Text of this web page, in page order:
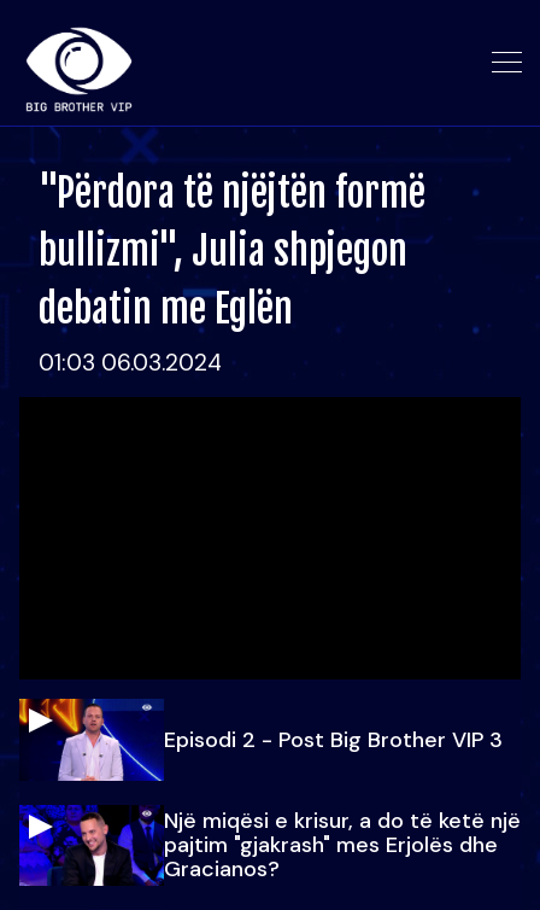
"Përdora të njëjtën formë
bullizmi", Julia shpjegon
debatin me Eglën
01:03 06.03.2024
Episodi 2 - Post Big Brother VIP 3
Një miqësi e krisur, a do të ketë një
pajtim "gjakrash" mes Erjolës dhe
Gracianos?